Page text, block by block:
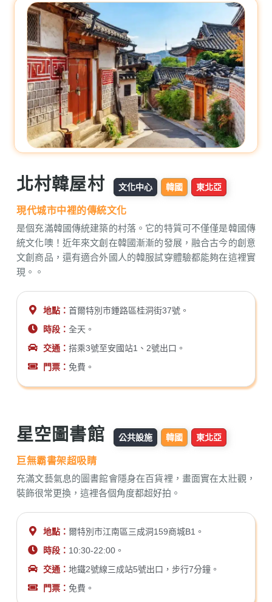
北村韓屋村 文化中心 韓國 東北亞
現代城市中裡的傳統文化
是個充滿韓國傳統建築的村落。它的特質可不僅僅是韓國傳
統文化噢！近年來文創在韓國漸漸的發展，融合古今的創意
文創商品，還有適合外國人的韓服試穿體驗都能夠在這裡實
現。。
地點：首爾特別市鍾路區桂洞街37號。
時段：全天。
交通：搭乘3號至安國站1、2號出口。
門票：免費。
星空圖書館 公共設施 韓國 東北亞
巨無霸書架超吸睛
充滿文藝氣息的圖書館會隱身在百貨裡，畫面實在太壯觀，
裝飾很常更換，這裡各個角度都超好拍。
地點：爾特別市江南區三成洞159商城B1。
時段： 10:30-22:00。
交通：地鐵2號線三成站5號出口，步行7分鐘。
門票：免費。